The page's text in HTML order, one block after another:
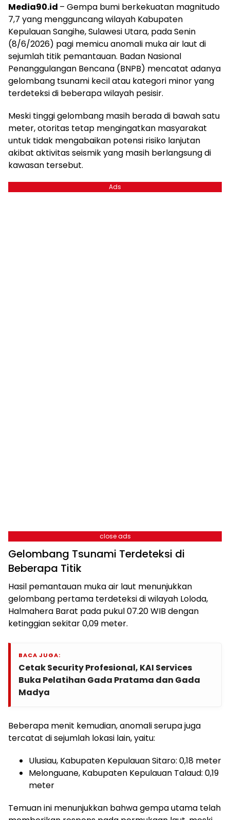
Media90.id – Gempa bumi berkekuatan magnitudo
7,7 yang mengguncang wilayah Kabupaten
Kepulauan Sangihe, Sulawesi Utara, pada Senin
(8/6/2026) pagi memicu anomali muka air laut di
sejumlah titik pemantauan. Badan Nasional
Penanggulangan Bencana (BNPB) mencatat adanya
gelombang tsunami kecil atau kategori minor yang
terdeteksi di beberapa wilayah pesisir.
Meski tinggi gelombang masih berada di bawah satu
meter, otoritas tetap mengingatkan masyarakat
untuk tidak mengabaikan potensi risiko lanjutan
akibat aktivitas seismik yang masih berlangsung di
kawasan tersebut.
Ads
close ads
Gelombang Tsunami Terdeteksi di
Beberapa Titik
Hasil pemantauan muka air laut menunjukkan
gelombang pertama terdeteksi di wilayah Loloda,
Halmahera Barat pada pukul 07.20 WIB dengan
ketinggian sekitar 0,09 meter.
BACA JUGA:
Cetak Security Profesional, KAI Services
Buka Pelatihan Gada Pratama dan Gada
Madya
Beberapa menit kemudian, anomali serupa juga
tercatat di sejumlah lokasi lain, yaitu:
Ulusiau, Kabupaten Kepulauan Sitaro: 0,18 meter
Melonguane, Kabupaten Kepulauan Talaud: 0,19
meter
Temuan ini menunjukkan bahwa gempa utama telah